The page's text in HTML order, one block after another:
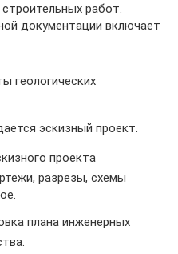
работ.
документации включает
геологических
эскизный проект.
проекта
разрезы, схемы
плана инженерных